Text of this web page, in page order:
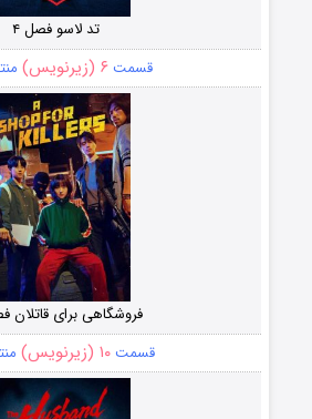
تد لاسو فصل ۴
قسمت ۶ (زیرنویس)
فروشگاهی برای قاتلان
قسمت۱۰ (زیرنویس)